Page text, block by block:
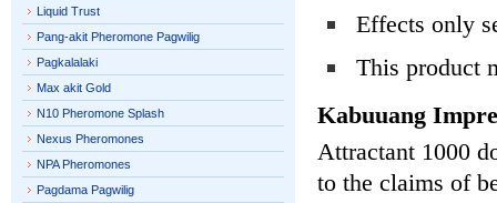
Effects only
This product
Kabuuang
Attractant 1000
to the claims of
Liquid Trust
Pang-akit Pheromone Pagwilig
Pagkalalaki
Max akit Gold
N10 Pheromone Splash
Nexus Pheromones
NPA Pheromones
Pagdama Pagwilig